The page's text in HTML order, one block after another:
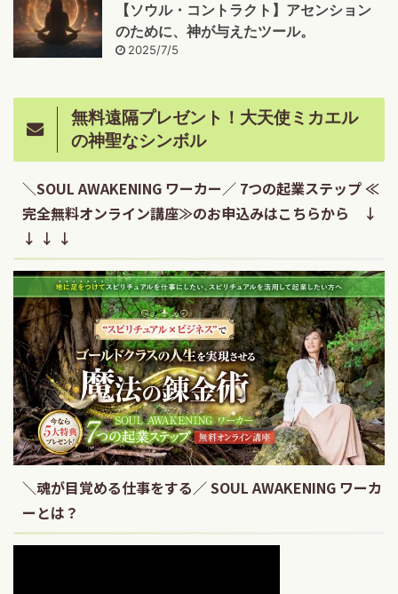
【ソウル・コントラクト】アセンション
のために、神が与えたツール。
2025/7/5
無料遠隔プレゼント！大天使ミカエル
の神聖なシンボル
＼SOUL AWAKENING ワーカー／ 7つの起業ステップ ≪
完全無料オンライン講座≫のお申込みはこちらから ↓
↓ ↓ ↓
＼魂が目覚める仕事をする／ SOUL AWAKENING ワーカ
ーとは？